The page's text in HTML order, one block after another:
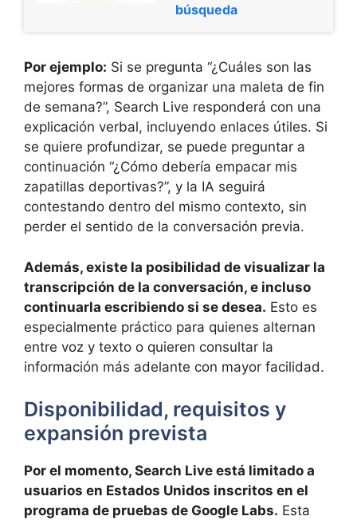
búsqueda
Por ejemplo: Si se pregunta “¿Cuáles son las
mejores formas de organizar una maleta de fin
de semana?”, Search Live responderá con una
explicación verbal, incluyendo enlaces útiles. Si
se quiere profundizar, se puede preguntar a
continuación “¿Cómo debería empacar mis
zapatillas deportivas?”, y la IA seguirá
contestando dentro del mismo contexto, sin
perder el sentido de la conversación previa.
Además, existe la posibilidad de visualizar la
transcripción de la conversación, e incluso
continuarla escribiendo si se desea. Esto es
especialmente práctico para quienes alternan
entre voz y texto o quieren consultar la
información más adelante con mayor facilidad.
Disponibilidad, requisitos y
expansión prevista
Por el momento, Search Live está limitado a
usuarios en Estados Unidos inscritos en el
programa de pruebas de Google Labs. Esta